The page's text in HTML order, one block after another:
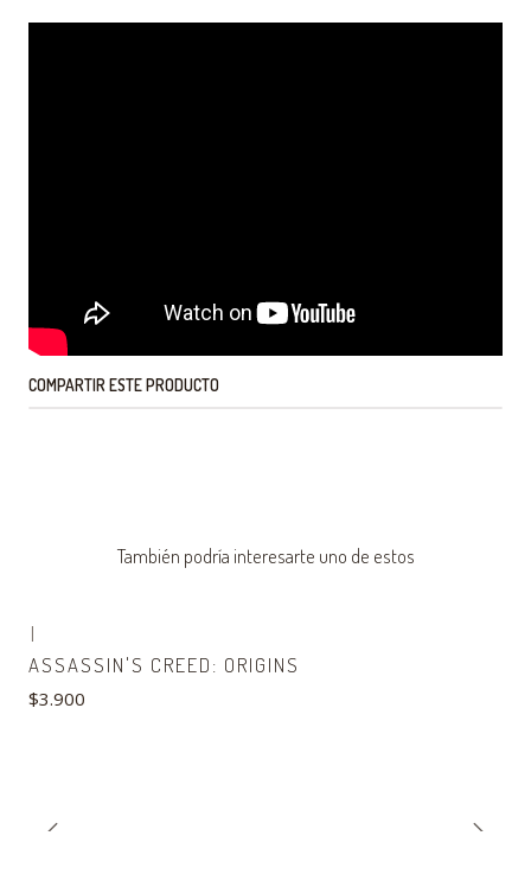
COMPARTIR ESTE PRODUCTO
También podría interesarte uno de estos
|
ASSASSIN'S CREED: ORIGINS
$3.900